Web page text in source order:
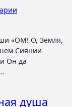
Сиянии
Он да
душа